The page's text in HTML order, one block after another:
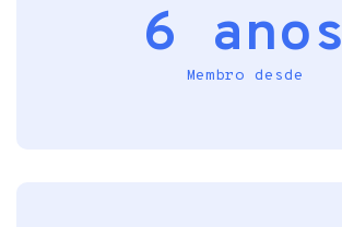
6 anos
Membro desde